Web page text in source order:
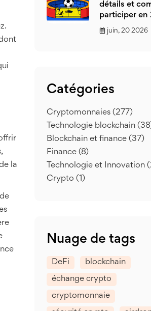
la
détails et
participer en
juin, 20 2026
Catégories
Cryptomonnaies (277)
Technologie blockchain
Blockchain et finance (37)
Finance (8)
Technologie et Innovation
Crypto (1)
Nuage de tags
DeFi blockchain
échange crypto
cryptomonnaie